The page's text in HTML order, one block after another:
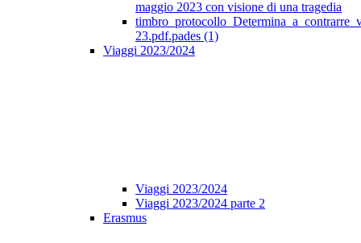
maggio 2023 con visione di una tragedia
23.pdf.pades (1)
Viaggi 2023/2024
Viaggi 2023/2024
Viaggi 2023/2024 parte 2
Erasmus